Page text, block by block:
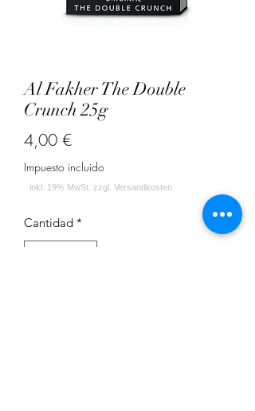
Al Fakher The Double
Crunch 25g
4,00 €Precio
Impuesto incluido
Cantidad *